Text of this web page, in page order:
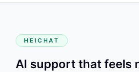
HEICHAT
AI support that feels